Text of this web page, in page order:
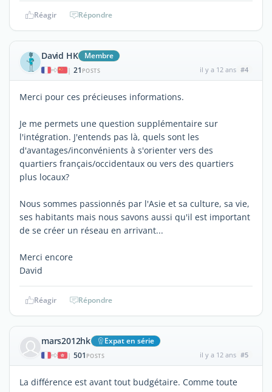
Réagir Répondre
David HK Membre
| 21 POSTS il y a 12 ans #4
Merci pour ces précieuses informations.
Je me permets une question supplémentaire sur
l'intégration. J'entends pas là, quels sont les
d'avantages/inconvénients à s'orienter vers des
quartiers français/occidentaux ou vers des quartiers
plus locaux?
Nous sommes passionnés par l'Asie et sa culture, sa vie,
ses habitants mais nous savons aussi qu'il est important
de se créer un réseau en arrivant...
Merci encore
David
Réagir Répondre
mars2012hk Expat en série
| 501 POSTS il y a 12 ans #5
La différence est avant tout budgétaire. Comme toute